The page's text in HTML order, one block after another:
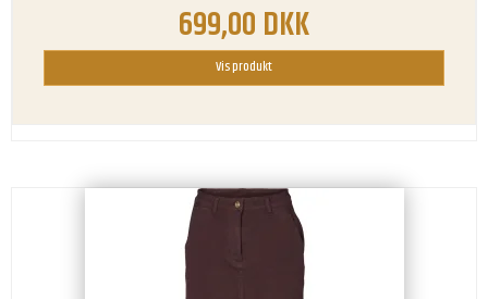
699,00 DKK
Vis produkt